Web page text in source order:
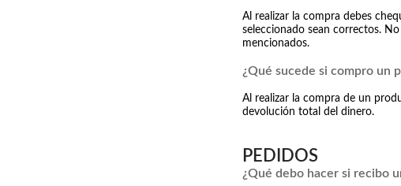
Al realizar la compra debes
seleccionado sean correctos.
mencionados.
¿Qué sucede si compro un
Al realizar la compra de un
devolución total del dinero.
PEDIDOS
¿Qué debo hacer si recibo